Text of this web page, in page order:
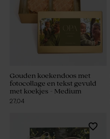
Gouden koekendoos met
fotocollage en tekst gevuld
met koekjes - Medium
27,04